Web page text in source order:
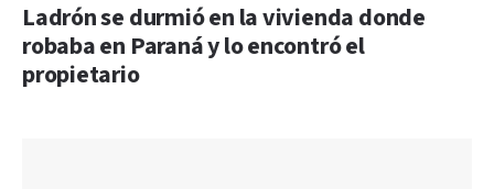
Ladrón se durmió en la vivienda donde
robaba en Paraná y lo encontró el
propietario